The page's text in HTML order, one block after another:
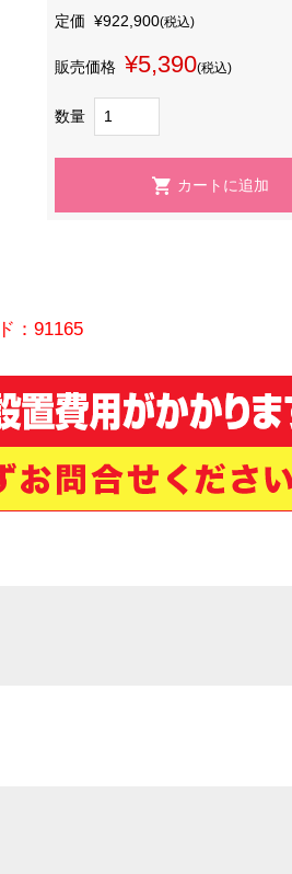
定価 ¥922,900(税込)
販売価格 ¥5,390(税込)
数量
：91165